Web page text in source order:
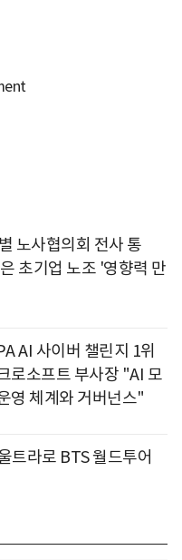
노사협의회 전사 통
초기업 노조 '영향력 만
AI 사이버 챌린지 1위
로소프트 부사장 "AI 모
영 체계와 거버넌스"
트라로 BTS 월드투어